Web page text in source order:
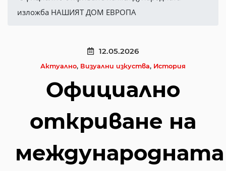
изложба НАШИЯТ ДОМ ЕВРОПА
12.05.2026
Актуално, Визуални изкуства, История
Официално
откриване на
международната